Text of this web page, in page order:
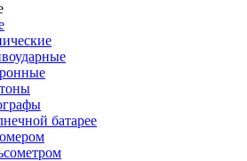
батарее